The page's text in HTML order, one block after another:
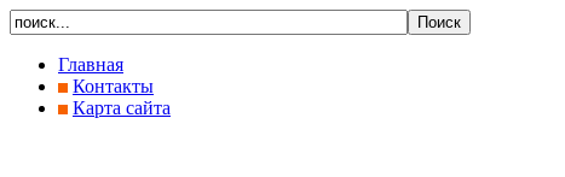
Главная
Контакты
Карта сайта